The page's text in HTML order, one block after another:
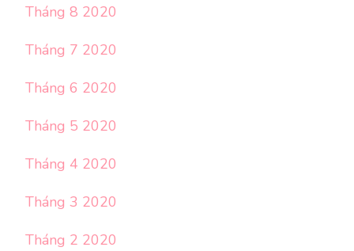
Tháng 8 2020
Tháng 7 2020
Tháng 6 2020
Tháng 5 2020
Tháng 4 2020
Tháng 3 2020
Tháng 2 2020